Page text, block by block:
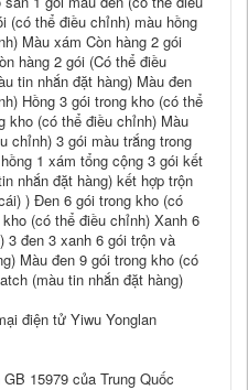
(có thể điều chỉnh) màu hồng
Màu xám Còn hàng 2 gói
hàng 2 gói (Có thể điều
tin nhắn đặt hàng) Màu đen
Hồng 3 gói trong kho (có thể
kho (có thể điều chỉnh) Màu
chỉnh) 3 gói màu trắng trong
1 xám tổng cộng 3 gói kết
nhắn đặt hàng) kết hợp trộn
) Đen 6 gói trong kho (có
(có thể điều chỉnh) Xanh 6
3 đen 3 xanh 6 gói trộn và
Màu đen 9 gói trong kho (có
(màu tin nhắn đặt hàng)
điện tử Yiwu Yonglan
15979 của Trung Quốc